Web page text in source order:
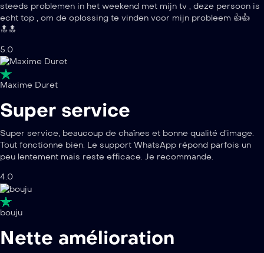
steeds problemen in het weekend met mijn tv , deze persoon is
echt top , om de oplossing te vinden voor mijn probleem 👍👍
🔝🔝
5.0
Maxime Duret
Super service
Super service, beaucoup de chaînes et bonne qualité d’image.
Tout fonctionne bien. Le support WhatsApp répond parfois un
peu lentement mais reste efficace. Je recommande.
4.0
bouju
Nette amélioration